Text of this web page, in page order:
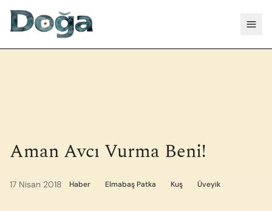
Aman Avcı Vurma Beni!
17 Nisan 2018 Haber Elmabaş Patka Kuş Üveyik